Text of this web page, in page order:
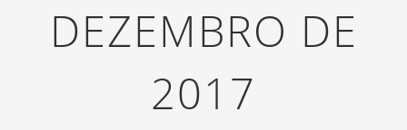
DEZEMBRO DE
2017